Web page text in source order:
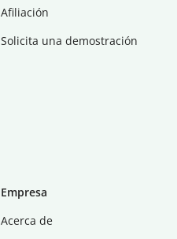
Afiliación
Solicita una demostración
Empresa
Acerca de